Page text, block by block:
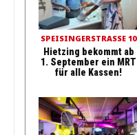
SPEISINGERSTRASSE 109
Hietzing bekommt ab
1. September ein MRT
für alle Kassen!